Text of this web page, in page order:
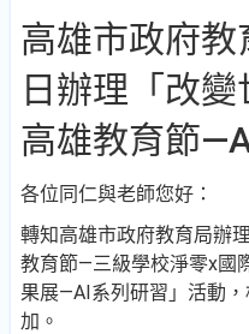
高雄市政府教
日辦理「改
高雄教育節
各位同仁與老師您好：
轉知高雄市政府教育局辦
教育節—三級學校淨零x國
果展—AI系列研習」活動
加。